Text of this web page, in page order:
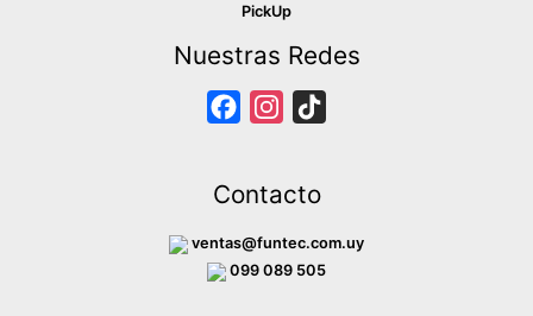
PickUp
Nuestras Redes
e
b
o
t
a
g
o
Contacto
ventas@funtec.com.uy
099 089 505